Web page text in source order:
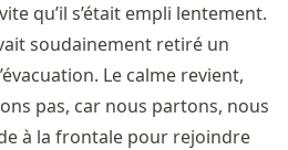
qu’il s’était empli lentement.
soudainement retiré un
Le calme revient,
pas, car nous partons, nous
à la frontale pour rejoindre